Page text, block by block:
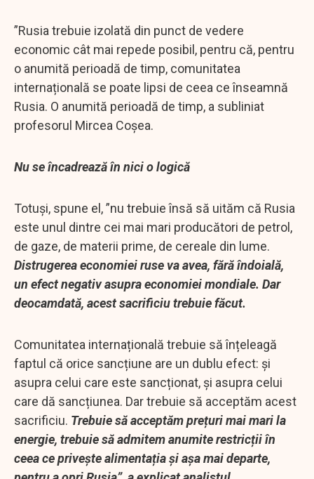
”Rusia trebuie izolată din punct de vedere
economic cât mai repede posibil, pentru că, pentru
o anumită perioadă de timp, comunitatea
internațională se poate lipsi de ceea ce înseamnă
Rusia. O anumită perioadă de timp, a subliniat
profesorul Mircea Coșea.
Nu se încadrează în nici o logică
Totuși, spune el, ”nu trebuie însă să uităm că Rusia
este unul dintre cei mai mari producători de petrol,
de gaze, de materii prime, de cereale din lume.
Distrugerea economiei ruse va avea, fără îndoială,
un efect negativ asupra economiei mondiale. Dar
deocamdată, acest sacrificiu trebuie făcut.
Comunitatea internațională trebuie să înțeleagă
faptul că orice sancțiune are un dublu efect: și
asupra celui care este sancționat, și asupra celui
care dă sancțiunea. Dar trebuie să acceptăm acest
sacrificiu. Trebuie să acceptăm prețuri mai mari la
energie, trebuie să admitem anumite restricții în
ceea ce privește alimentația și așa mai departe,